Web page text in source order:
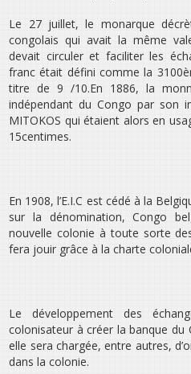
Le 27 juillet, le monarque
congolais qui avait la même
devait circuler et faciliter les
franc était défini comme la
titre de 9 /10.En 1886, la
indépendant du Congo par son
MITOKOS qui étaient alors en
15centimes.
En 1908, l’E.I.C est cédé à la
sur la dénomination, Congo
nouvelle colonie à toute sorte
fera jouir grâce à la charte
Le développement des
colonisateur à créer la banque du
elle sera chargée, entre autres,
dans la colonie.